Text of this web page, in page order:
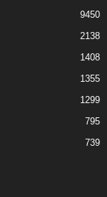
9450
2138
1408
1355
1299
795
739